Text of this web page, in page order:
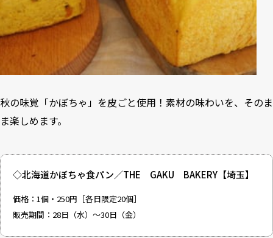
秋の味覚「かぼちゃ」を皮ごと使用！素材の味わいを、そのま
ま楽しめます。
◇北海道かぼちゃ食パン／THE GAKU BAKERY【埼玉】
価格：1個・250円［各日限定20個］
販売期間：28日（水）～30日（金）